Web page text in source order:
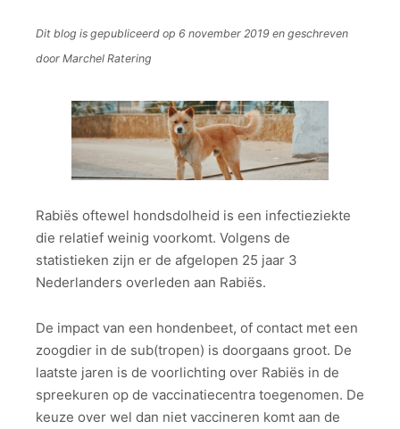
Dit blog is gepubliceerd op 6 november 2019 en geschreven
door Marchel Ratering
Rabiës oftewel hondsdolheid is een infectieziekte
die relatief weinig voorkomt. Volgens de
statistieken zijn er de afgelopen 25 jaar 3
Nederlanders overleden aan Rabiës.
De impact van een hondenbeet, of contact met een
zoogdier in de sub(tropen) is doorgaans groot. De
laatste jaren is de voorlichting over Rabiës in de
spreekuren op de vaccinatiecentra toegenomen. De
keuze over wel dan niet vaccineren komt aan de